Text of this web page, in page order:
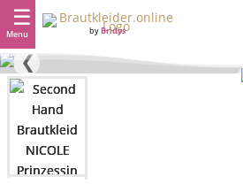
Menu byBridys
❮